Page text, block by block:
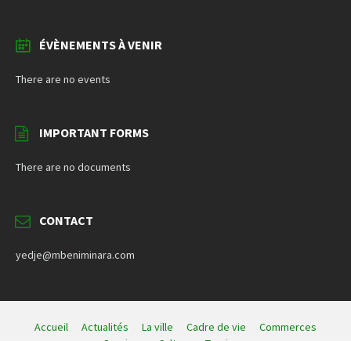
ÉVÈNEMENTS À VENIR
There are no events
IMPORTANT FORMS
There are no documents
CONTACT
yedje@mbeniminara.com
Accueil Actualités La ville Cadre de vie
Commerces